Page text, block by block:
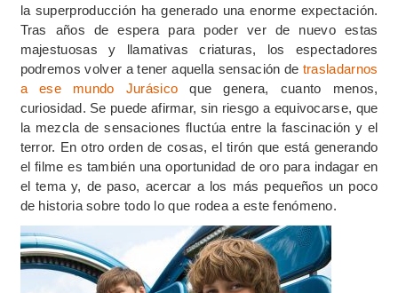
la superproducción ha generado una enorme expectación.
Tras años de espera para poder ver de nuevo estas
majestuosas y llamativas criaturas, los espectadores
podremos volver a tener aquella sensación de trasladarnos
a ese mundo Jurásico que genera, cuanto menos,
curiosidad. Se puede afirmar, sin riesgo a equivocarse, que
la mezcla de sensaciones fluctúa entre la fascinación y el
terror. En otro orden de cosas, el tirón que está generando
el filme es también una oportunidad de oro para indagar en
el tema y, de paso, acercar a los más pequeños un poco
de historia sobre todo lo que rodea a este fenómeno.